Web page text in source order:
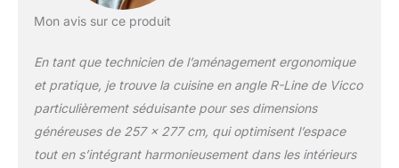
cuisine modulaire en
panneaux de particules
de 16 mm faciles à
entretenir, avec un
revêtement en résine
Mon avis sur ce produit
En tant que technicien de l’aménagement ergonomique
et pratique, je trouve la cuisine en angle R-Line de Vicco
particulièrement séduisante pour ses dimensions
généreuses de 257 x 277 cm, qui optimisent l’espace
tout en s’intégrant harmonieusement dans les intérieurs